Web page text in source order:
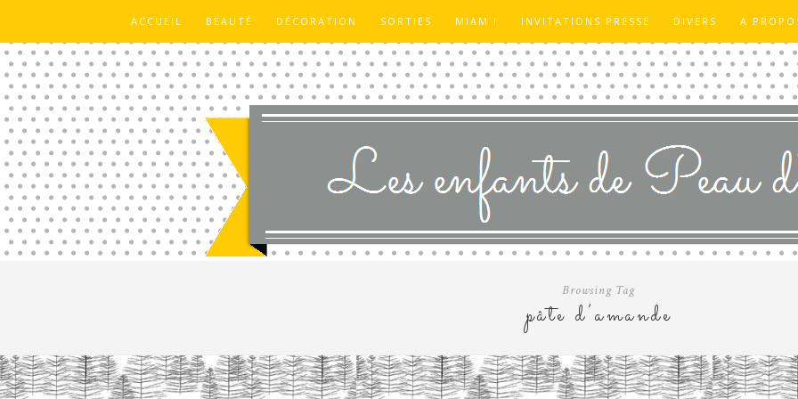
ACCUEIL BEAUTÉ DÉCORATION SORTIES MIAM ! INVITATIONS PRESSE DIVERS A
Browsing Tag
pâte d’amande